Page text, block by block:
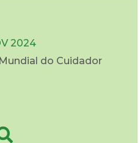
2024
do Cuidador